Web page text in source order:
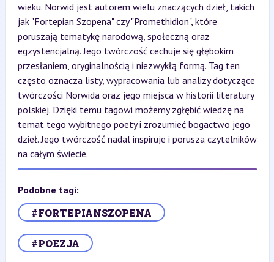
wieku. Norwid jest autorem wielu znaczących dzieł, takich
jak "Fortepian Szopena" czy "Promethidion", które
poruszają tematykę narodową, społeczną oraz
egzystencjalną. Jego twórczość cechuje się głębokim
przesłaniem, oryginalnością i niezwykłą formą. Tag ten
często oznacza listy, wypracowania lub analizy dotyczące
twórczości Norwida oraz jego miejsca w historii literatury
polskiej. Dzięki temu tagowi możemy zgłębić wiedzę na
temat tego wybitnego poety i zrozumieć bogactwo jego
dzieł. Jego twórczość nadal inspiruje i porusza czytelników
na całym świecie.
Podobne tagi:
#FORTEPIANSZOPENA
#POEZJA